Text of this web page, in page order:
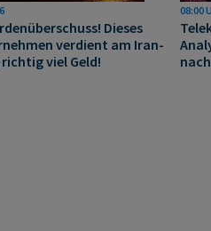
Dieses
verdient am Iran-
richtig viel Geld!
08:00